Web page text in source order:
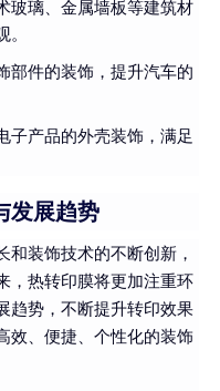
玻璃、金属墙板等建筑材
部件的装饰，提升汽车的
子产品的外壳装饰，满足
发展趋势
和装饰技术的不断创新，
，热转印膜将更加注重环
趋势，不断提升转印效果
效、便捷、个性化的装饰